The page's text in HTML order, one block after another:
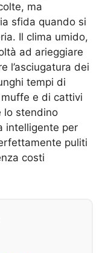
ma
sfida quando si
Il clima umido,
ad arieggiare
l’asciugatura dei
tempi di
e di cattivi
lo stendino
intelligente per
puliti
costi